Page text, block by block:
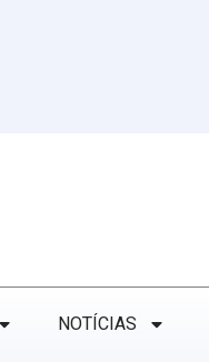
NOTÍCIAS